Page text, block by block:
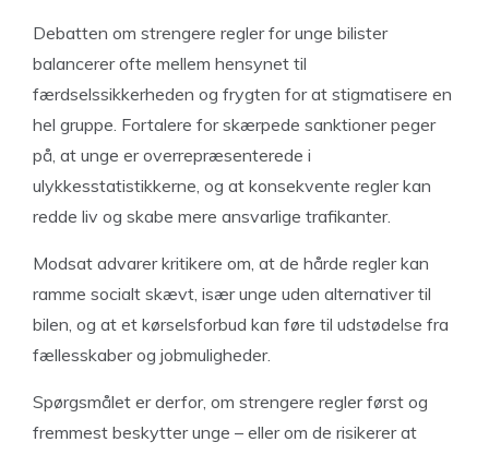
Debatten om strengere regler for unge bilister
balancerer ofte mellem hensynet til
færdselssikkerheden og frygten for at stigmatisere en
hel gruppe. Fortalere for skærpede sanktioner peger
på, at unge er overrepræsenterede i
ulykkesstatistikkerne, og at konsekvente regler kan
redde liv og skabe mere ansvarlige trafikanter.
Modsat advarer kritikere om, at de hårde regler kan
ramme socialt skævt, især unge uden alternativer til
bilen, og at et kørselsforbud kan føre til udstødelse fra
fællesskaber og jobmuligheder.
Spørgsmålet er derfor, om strengere regler først og
fremmest beskytter unge – eller om de risikerer at